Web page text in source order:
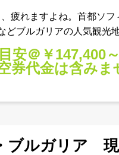
疲れますよね。首都ソ
どブルガリアの人気観光
食事1ソフィア空港着。
安＠￥147,400～
券代金は含みま
ブルガリア 現